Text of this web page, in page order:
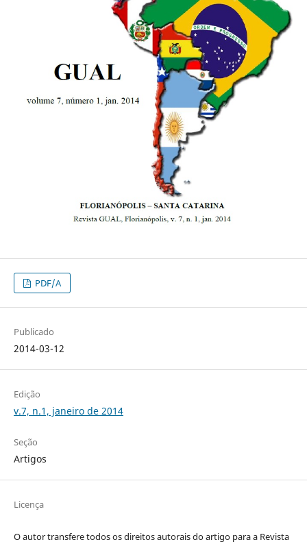
PDF/A
Publicado
2014-03-12
Edição
v.7, n.1, janeiro de 2014
Seção
Artigos
Licença
O autor transfere todos os direitos autorais do artigo para a Revista